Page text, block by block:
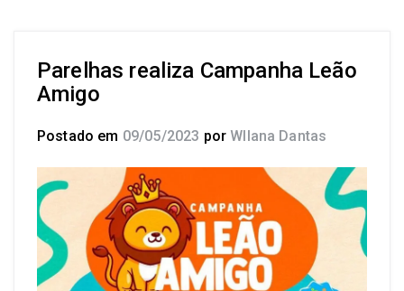
Parelhas realiza Campanha Leão
Amigo
Postado em 09/05/2023 por Wllana Dantas